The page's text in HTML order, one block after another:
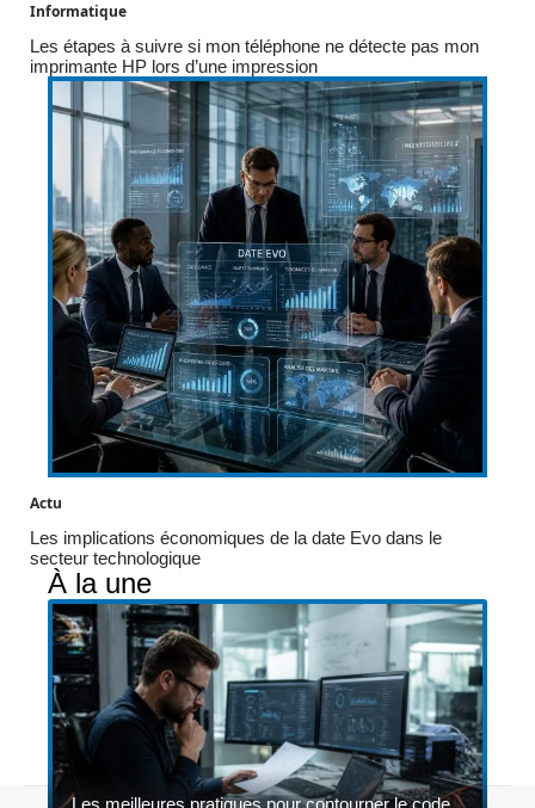
Informatique
Les étapes à suivre si mon téléphone ne détecte pas mon
imprimante HP lors d’une impression
Actu
Les implications économiques de la date Evo dans le
secteur technologique
À la une
Les meilleures pratiques pour contourner le code